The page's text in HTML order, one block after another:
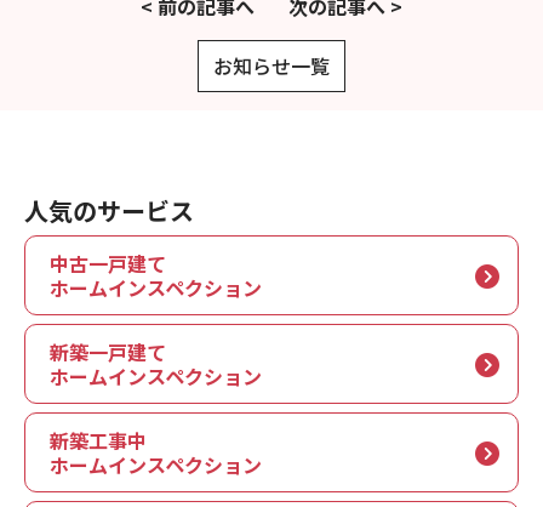
< 前の記事へ 次の記事へ >
お知らせ一覧
人気のサービス
中古一戸建て
ホームインスペクション
新築一戸建て
ホームインスペクション
新築工事中
ホームインスペクション